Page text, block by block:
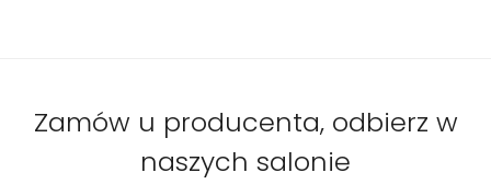
Zamów u producenta, odbierz w
naszych salonie